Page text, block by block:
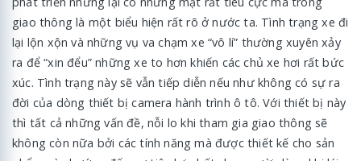
giao thông là một biểu hiện rất rõ ở nước ta. Tình trạng xe đi
lại lộn xộn và những vụ va chạm xe “vô lí” thường xuyên xảy
ra để “xin đểu” những xe to hơn khiến các chủ xe hơi rất bức
xúc. Tình trạng này sẽ vẫn tiếp diễn nếu như không có sự ra
đời của dòng thiết bị camera hành trình ô tô. Với thiết bị này
thì tất cả những vấn đề, nỗi lo khi tham gia giao thông sẽ
không còn nữa bởi các tính năng mà được thiết kế cho sản